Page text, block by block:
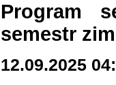
Program
semestr
12.09.2025